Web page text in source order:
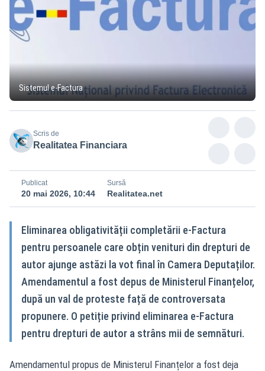
Sistemul e-Factura
Scris de
Realitatea Financiara
Publicat
20 mai 2026, 10:44
Sursă
Realitatea.net
Eliminarea obligativității completării e‑Factura
pentru persoanele care obțin venituri din drepturi de
autor ajunge astăzi la vot final în Camera Deputaților.
Amendamentul a fost depus de Ministerul Finanțelor,
după un val de proteste față de controversata
propunere. O petiție privind eliminarea e‑Factura
pentru drepturi de autor a strâns mii de semnături.
Amendamentul propus de Ministerul Finanțelor a fost deja